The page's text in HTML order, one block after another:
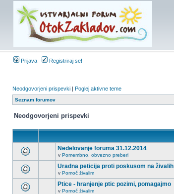
Prijava Registriraj se!
Neodgovorjeni prispevki | Poglej aktivne teme
Seznam forumov
Neodgovorjeni prispevki
Nedelovanje foruma 31.12.2014
v Pomembno, obvezno preberi
Uradna peticija proti poskusom na živalih
v Pomoč živalim
Ptice - hranjenje ptic pozimi, pomagajmo
v Pomoč živalim